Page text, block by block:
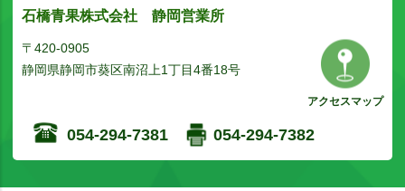
石橋青果株式会社 静岡営業所
〒420-0905
静岡県静岡市葵区南沼上1丁目4番18号
アクセスマップ
054-294-7381 054-294-7382